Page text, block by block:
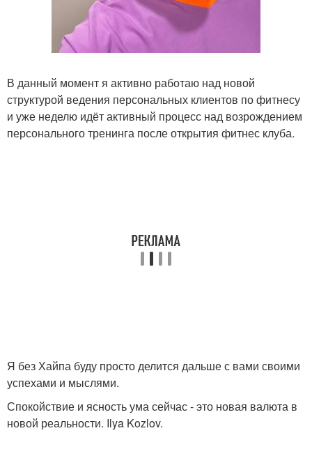
В данный момент я активно работаю над новой
структурой ведения персональных клиентов по фитнесу
и уже неделю идёт активный процесс над возрождением
персонального тренинга после открытия фитнес клуба.
Я без Хайпа буду просто делится дальше с вами своими
успехами и мыслями.
Спокойствие и ясность ума сейчас - это новая валюта в
новой реальности. Ilya Kozlov.